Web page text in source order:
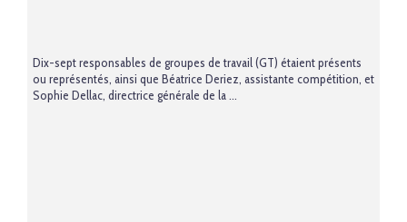
Dix-sept responsables de groupes de travail (GT) étaient présents
ou représentés, ainsi que Béatrice Deriez, assistante compétition, et
Sophie Dellac, directrice générale de la ...